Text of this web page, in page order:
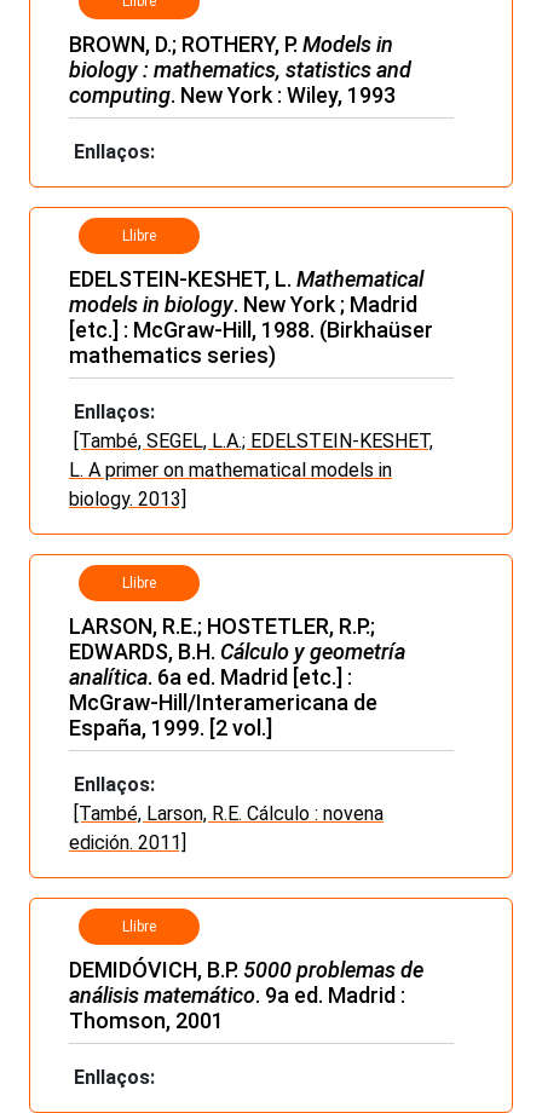
BROWN, D.; ROTHERY, P. Models in
biology : mathematics, statistics and
computing. New York : Wiley, 1993
Enllaços:
Llibre
EDELSTEIN-KESHET, L. Mathematical
models in biology. New York ; Madrid
[etc.] : McGraw-Hill, 1988. (Birkhaüser
mathematics series)
Enllaços:
[També, SEGEL, L.A.; EDELSTEIN-KESHET,
L. A primer on mathematical models in
biology. 2013]
Llibre
LARSON, R.E.; HOSTETLER, R.P.;
EDWARDS, B.H. Cálculo y geometría
analítica. 6a ed. Madrid [etc.] :
McGraw-Hill/Interamericana de
España, 1999. [2 vol.]
Enllaços:
[També, Larson, R.E. Cálculo : novena
edición. 2011]
Llibre
DEMIDÓVICH, B.P. 5000 problemas de
análisis matemático. 9a ed. Madrid :
Thomson, 2001
Enllaços: